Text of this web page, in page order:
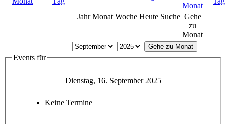
Jahr Monat Woche Heute Suche Gehe
zu
Monat
Gehe zu Monat
Events für
Dienstag, 16. September 2025
Keine Termine